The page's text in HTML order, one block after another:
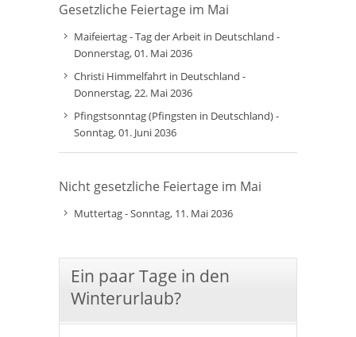
Gesetzliche Feiertage im Mai
Maifeiertag - Tag der Arbeit in Deutschland -
Donnerstag, 01. Mai 2036
Christi Himmelfahrt in Deutschland -
Donnerstag, 22. Mai 2036
Pfingstsonntag (Pfingsten in Deutschland) -
Sonntag, 01. Juni 2036
Nicht gesetzliche Feiertage im Mai
Muttertag - Sonntag, 11. Mai 2036
Ein paar Tage in den
Winterurlaub?